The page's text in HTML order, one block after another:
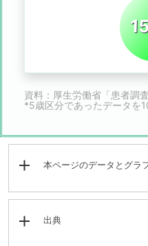
資料：厚生労働省「患者調
*5歳区分であったデータを
本ページのデータとグラ
出典